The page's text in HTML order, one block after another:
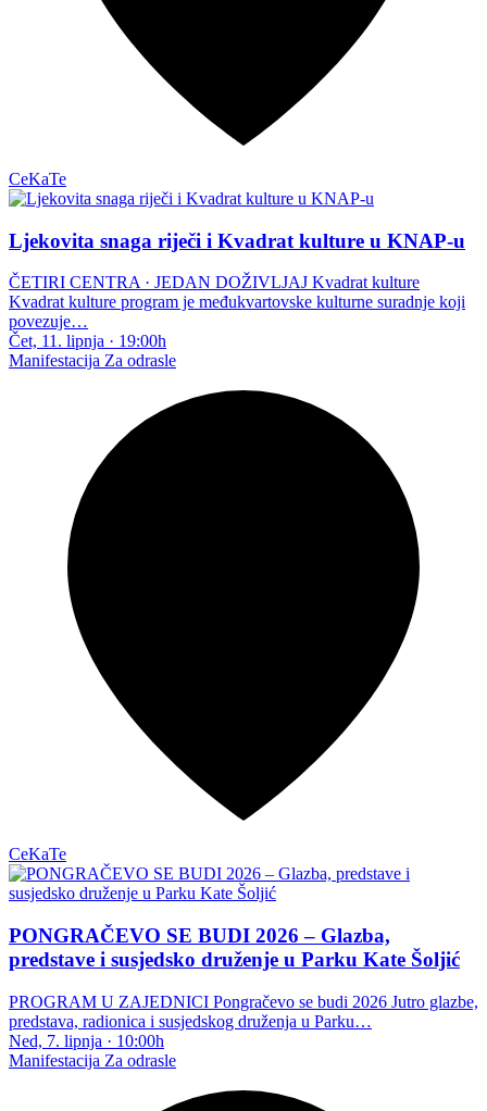
CeKaTe
Ljekovita snaga riječi i Kvadrat kulture u KNAP-u
ČETIRI CENTRA · JEDAN DOŽIVLJAJ Kvadrat kulture
Kvadrat kulture program je međukvartovske kulturne suradnje koji
povezuje…
Čet, 11. lipnja · 19:00h
Manifestacija Za odrasle
CeKaTe
PONGRAČEVO SE BUDI 2026 – Glazba,
predstave i susjedsko druženje u Parku Kate Šoljić
PROGRAM U ZAJEDNICI Pongračevo se budi 2026 Jutro glazbe,
predstava, radionica i susjedskog druženja u Parku…
Ned, 7. lipnja · 10:00h
Manifestacija Za odrasle